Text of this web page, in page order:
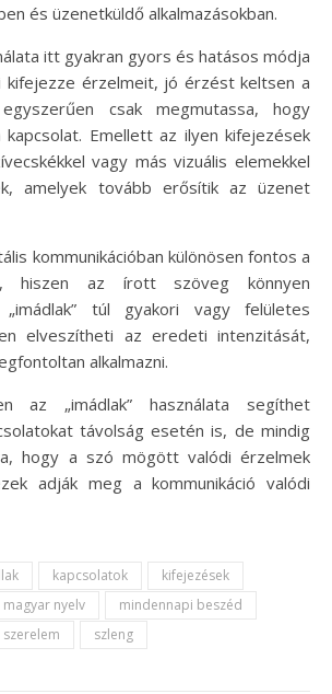
és üzenetküldő alkalmazásokban.
itt gyakran gyors és hatásos módja
kifejezze érzelmeit, jó érzést keltsen a
csak megmutassa, hogy
Emellett az ilyen kifejezések
vagy más vizuális elemekkel
amelyek tovább erősítik az üzenet
kommunikációban különösen fontos a
hiszen az írott szöveg könnyen
túl gyakori vagy felületes
elveszítheti az eredeti intenzitását,
alkalmazni.
az „imádlak” használata segíthet
távolság esetén is, de mindig
hogy a szó mögött valódi érzelmek
adják meg a kommunikáció valódi
kapcsolatok
kifejezések
magyar nyelv
mindennapi beszéd
szerelem szleng